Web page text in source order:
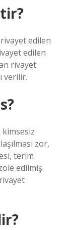
edilen
edilen
rivayet
verilir.
kimsesiz
zor,
terim
edilmiş